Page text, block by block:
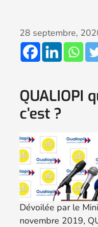
28 septembre,
QUALIOPI
c’est ?
Dévoilée par le
novembre 2019,